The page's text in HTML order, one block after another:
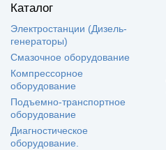
Каталог
Электростанции (Дизель-
генераторы)
Смазочное оборудование
Компрессорное
оборудование
Подъемно-транспортное
оборудование
Диагностическое
оборудование.